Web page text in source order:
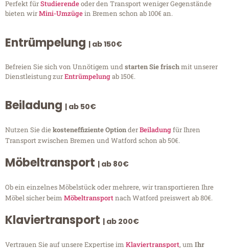
Perfekt fürStudierendeoder den Transport weniger Gegenstände
bieten wirMini-Umzügein Bremen schon ab 100€ an.
Entrümpelung | ab 150€
Befreien Sie sich von Unnötigem undstarten Sie frischmit unserer
Dienstleistung zurEntrümpelungab 150€.
Beiladung | ab 50€
Nutzen Sie diekosteneffiziente OptionderBeiladungfür Ihren
Transport zwischen Bremen und Watford schon ab 50€.
Möbeltransport | ab 80€
Ob ein einzelnes Möbelstück oder mehrere, wir transportieren Ihre
Möbel sicher beim Möbeltransportnach Watford preiswert ab 80€.
Klaviertransport | ab 200€
Vertrauen Sie auf unsere Expertise im Klaviertransport, um Ihr